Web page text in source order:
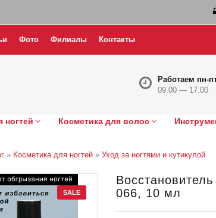
Фото Филиалы Контакты
Работаем пн-
09.00 — 17.00
ногтей Косметика для волос
» Косметика для ногтей »Уход за ногтями и кутикулой
SALE
066, 10 мл